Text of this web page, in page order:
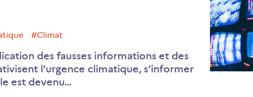
#climat
des fausses informations et des
l’urgence climatique, s’informer
est devenu…